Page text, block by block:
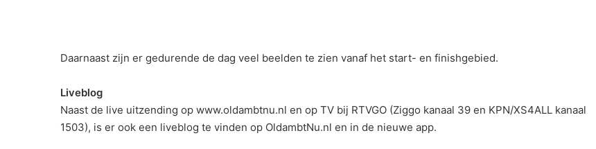
Daarnaast zijn er gedurende de dag veel beelden te zien vanaf het start- en finishgebied.
Liveblog
Naast de live uitzending op www.oldambtnu.nl en op TV bij RTVGO (Ziggo kanaal 39 en KPN/XS4ALL kanaal
1503), is er ook een liveblog te vinden op OldambtNu.nl en in de nieuwe app.